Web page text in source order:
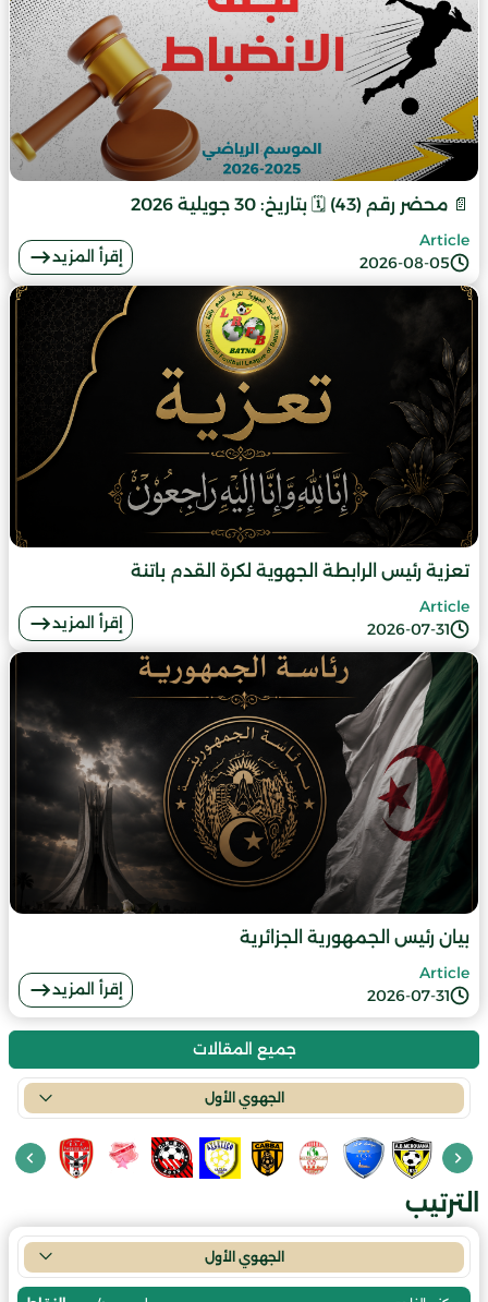
📄 محضر رقم (43) 🗓️ بتاريخ: 30 جويلية 2026
2026-08-05
Article
إقرأ المزيد
تعزية رئيس الرابطة الجهوية لكرة القدم باتنة
2026-07-31
Article
إقرأ المزيد
بيان رئيس الجمهورية الجزائرية
2026-07-31
Article
إقرأ المزيد
جميع المقالات
الجهوي الأول
الترتيب
الجهوي الأول